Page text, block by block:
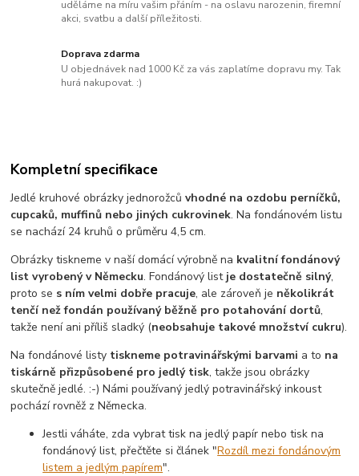
uděláme na míru vašim přáním - na oslavu narozenin, firemní
akci, svatbu a další příležitosti.
Doprava zdarma
U objednávek nad 1000 Kč za vás zaplatíme dopravu my. Tak
hurá nakupovat. :)
Kompletní specifikace
Jedlé kruhové obrázky jednorožcůvhodné na ozdobu perníčků,
cupcaků, muffinů nebo jiných cukrovinek. Na fondánovém listu
se nachází 24 kruhů o průměru 4,5 cm.
Obrázky tiskneme v naší domácí výrobně na kvalitní fondánový
list vyrobený v Německu. Fondánový list je dostatečně silný,
proto se s ním velmi dobře pracuje, ale zároveň je několikrát
tenčí než fondán používaný běžně pro potahování dortů,
takže není ani příliš sladký (neobsahuje takové množství cukru).
Na fondánové listy tiskneme potravinářskými barvami a to na
tiskárně přizpůsobené pro jedlý tisk, takže jsou obrázky
skutečně jedlé. :-) Námi používaný jedlý potravinářský inkoust
pochází rovněž z Německa.
Jestli váháte, zda vybrat tisk na jedlý papír nebo tisk na
fondánový list, přečtěte si článek "Rozdíl mezi fondánovým
listem a jedlým papírem".